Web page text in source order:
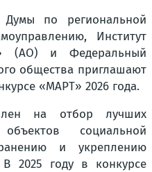
Думы по региональной
Институт
(АО) и Федеральный
общества приглашают
«МАРТ» 2026 года.
на отбор лучших
социальной
и укреплению
2025 году в конкурсе